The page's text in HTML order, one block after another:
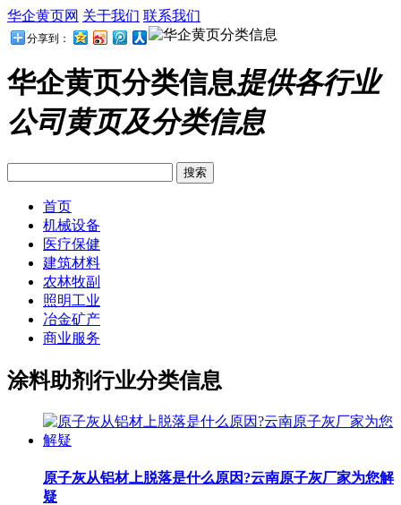
华企黄页网 关于我们 联系我们
分享到：
华企黄页分类信息提供各行业
公司黄页及分类信息
首页
机械设备
医疗保健
建筑材料
农林牧副
照明工业
冶金矿产
商业服务
涂料助剂行业分类信息
原子灰从铝材上脱落是什么原因?云南原子灰厂家为您解
疑